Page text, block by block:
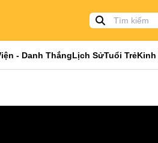
- Danh ThắngLịch SửTuổi Trẻ